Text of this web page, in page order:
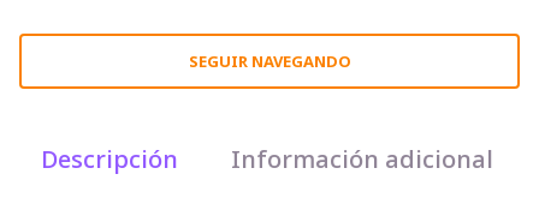
SEGUIR NAVEGANDO
Descripción Información adicional